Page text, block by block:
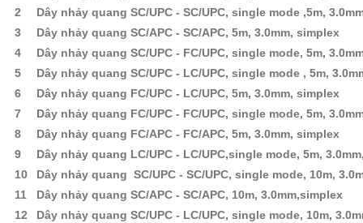
2
Dây nhảy quang SC/UPC - SC/UPC, single mode ,5m,
3
Dây nhảy quang SC/APC - SC/APC, 5m, 3.0mm, simplex
4
Dây nhảy quang SC/UPC - FC/UPC, single mode, 5m,
5
Dây nhảy quang SC/UPC - LC/UPC, single mode , 5m,
6
Dây nhảy quang FC/UPC - LC/UPC, 5m, 3.0mm, simplex
7
Dây nhảy quang FC/UPC - FC/UPC, single mode, 5m,
8
Dây nhảy quang FC/APC - FC/APC, 5m, 3.0mm, simplex
9
Dây nhảy quang LC/UPC - LC/UPC,single mode, 5m,
10
Dây nhảy quang SC/UPC - SC/UPC, single mode, 10m,
11
Dây nhảy quang SC/APC - SC/APC, 10m, 3.0mm,simplex
12
Dây nhảy quang SC/UPC - LC/UPC, single mode, 10m,